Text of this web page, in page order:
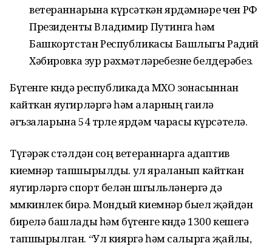
ветераннарына күрсәткән ярдәмнәре өчен РФ
Президенты Владимир Путинга һәм
Башкортстан Республикасы Башлыгы Радий
Хәбировка зур рәхмәтләребезне белдерәбез.
Бүгенге көндә республикада МХО зонасыннан
кайткан яугирләргә һәм аларның гаилә
әгъзаларына 54 төрле ярдәм чарасы күрсәтелә.
Түгәрәк өстәлдән соң ветераннарга адаптив
киемнәр тапшырылды. ул яраланып кайткан
яугирләргә спорт белән шөгыльләнергә дә
мөмкинлек бирә. Мондый киемнәр быел җәйдән
бирелә башлады һәм бүгенге көндә 1300 кешегә
тапшырылган. “Ул кияргә һәм салырга җайлы,